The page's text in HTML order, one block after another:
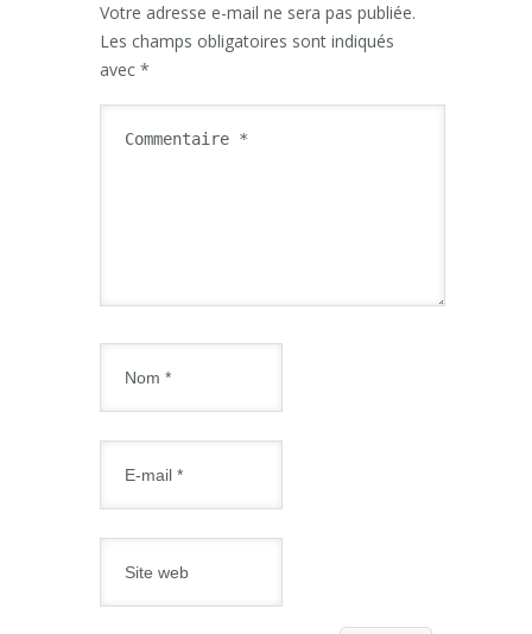
Votre adresse e-mail ne sera pas publiée.
Les champs obligatoires sont indiqués
avec *